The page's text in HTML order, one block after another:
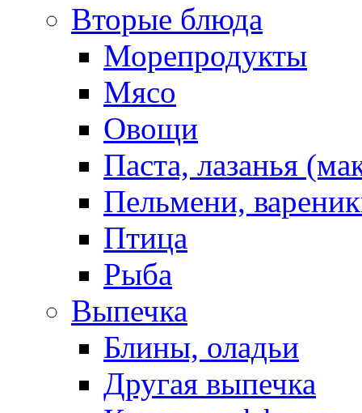
Вторые блюда
Морепродукты
Мясо
Овощи
Паста, лазанья
Пельмени,
Птица
Рыба
Выпечка
Блины, оладьи
Другая выпечка